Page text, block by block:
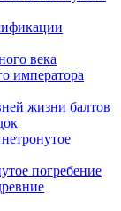
века
императора
жизни балтов
погребение